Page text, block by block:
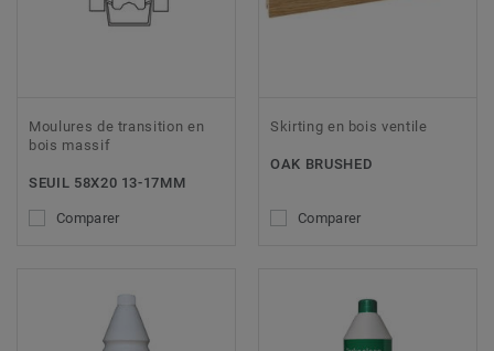
Moulures de transition en
bois massif
SEUIL 58X20 13-17MM
Comparer
Skirting en bois ventile
OAK BRUSHED
Comparer